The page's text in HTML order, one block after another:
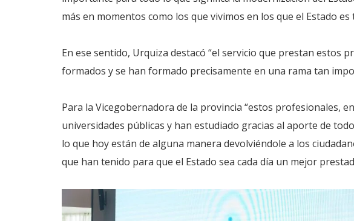
más en momentos como los que vivimos en los que el Estado es
En ese sentido, Urquiza destacó “el servicio que prestan estos
formados y se han formado precisamente en una rama tan
Para la Vicegobernadora de la provincia “estos profesionales,
universidades públicas y han estudiado gracias al aporte de
lo que hoy están de alguna manera devolviéndole a los
que han tenido para que el Estado sea cada día un mejor